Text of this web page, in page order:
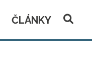
ČLÁNKY